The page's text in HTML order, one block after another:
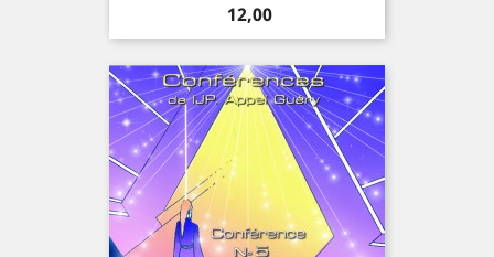
Prijs
12,00